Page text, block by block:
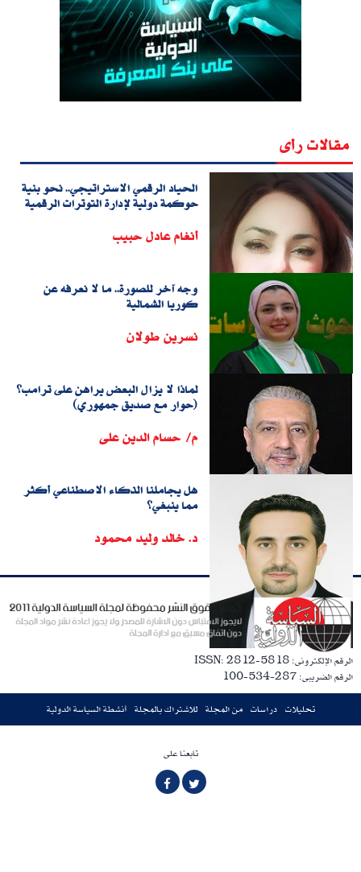
مقالات رأى
الحياد الرقمي الاستراتيجي.. نحو بنية
حوكمة دولية لإدارة التوترات الرقمية
أنغام عادل حبيب
وجه آخر للصورة.. ما لا نعرفه عن
كوريا الشمالية
نسرين طولان
لماذا لا يزال البعض يراهن على ترامب؟
(حوار مع صديق جمهوري)
م/ حسام الدين على
هل يجاملنا الذكاء الاصطناعي أكثر
مما ينبغي؟
د. خالد وليد محمود
الرقم الإلكترونى: ISSN: 2812-5818
الرقم الضريبى: 287-534-100
تحليلات دراسات من المجلة للاشتراك بالمجلة أنشطة السياسة الدولية
تابعنا على